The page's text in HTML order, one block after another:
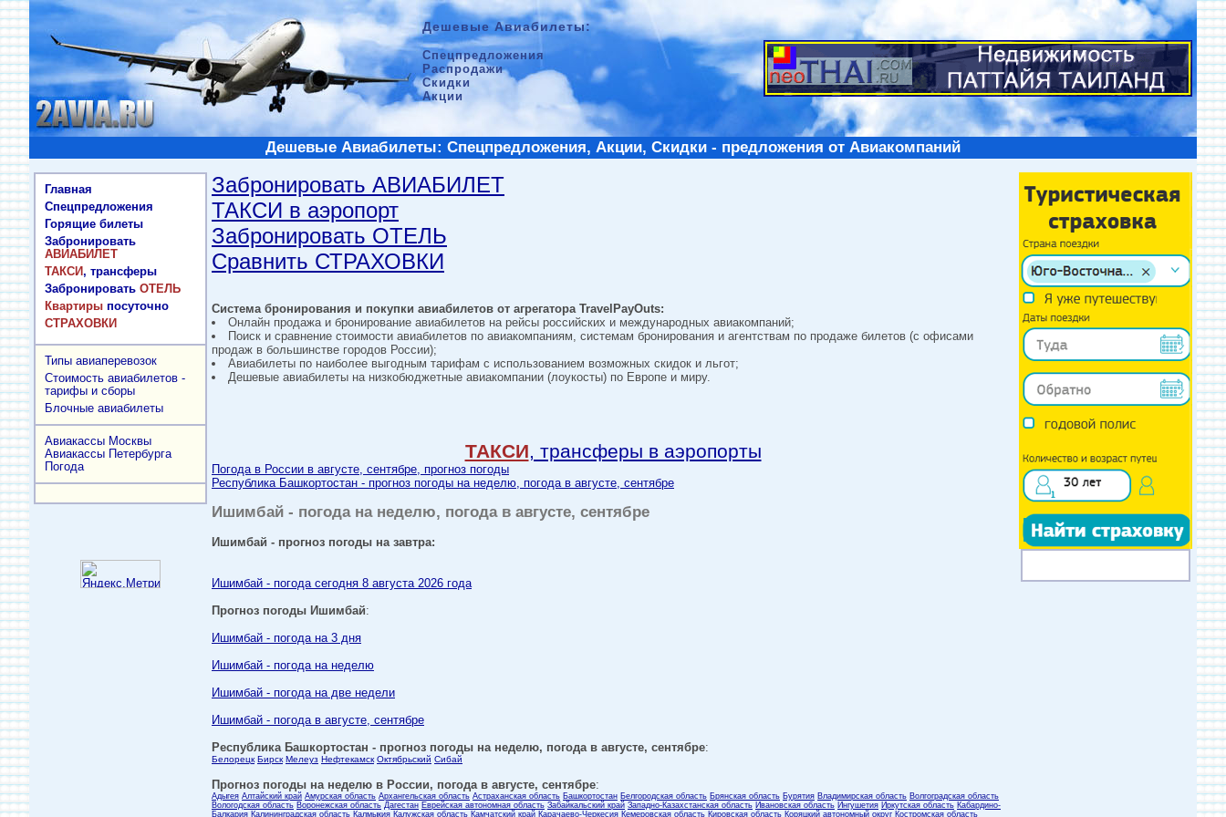
Дешевые Авиабилеты:
Спецпредложения
Распродажи
Скидки
Акции
Дешевые Авиабилеты: Спецпредложения, Акции, Скидки - предложения от Авиакомпаний
Главная
Спецпредложения
Горящие билеты
Забронировать
АВИАБИЛЕТ
ТАКСИ, трансферы
Забронировать ОТЕЛЬ
Квартиры посуточно
СТРАХОВКИ
Типы авиаперевозок
Стоимость авиабилетов -
тарифы и сборы
Блочные авиабилеты
Авиакассы Москвы
Авиакассы Петербурга
Погода
Забронировать АВИАБИЛЕТ
ТАКСИ в аэропорт
Забронировать ОТЕЛЬ
Сравнить СТРАХОВКИ
Система бронирования и покупки авиабилетов от агрегатора TravelPayOuts:
Онлайн продажа и бронирование авиабилетов на рейсы российских и международных авиакомпаний;
Поиск и сравнение стоимости авиабилетов по авиакомпаниям, системам бронирования и агентствам по продаже билетов (с офисами
продаж в большинстве городов России);
Авиабилеты по наиболее выгодным тарифам с использованием возможных скидок и льгот;
Дешевые авиабилеты на низкобюджетные авиакомпании (лоукосты) по Европе и миру.
ТАКСИ, трансферы в аэропорты
Погода в России в августе, сентябре, прогноз погоды
Республика Башкортостан - прогноз погоды на неделю, погода в августе, сентябре
Ишимбай - погода на неделю, погода в августе, сентябре
Ишимбай - прогноз погоды на завтра:
Ишимбай - погода сегодня 8 августа 2026 года
Прогноз погоды Ишимбай:
Ишимбай - погода на 3 дня
Ишимбай - погода на неделю
Ишимбай - погода на две недели
Ишимбай - погода в августе, сентябре
Республика Башкортостан - прогноз погоды на неделю, погода в августе, сентябре:
Белорецк Бирск Мелеуз Нефтекамск Октябрьский Сибай
Прогноз погоды на неделю в России, погода в августе, сентябре:
Адыгея Алтайский край Амурская область Архангельская область Астраханская область Башкортостан Белгородская область Брянская область Бурятия Владимирская область Волгоградская область
Вологодская область Воронежская область Дагестан Еврейская автономная область Забайкальский край Западно-Казахстанская область Ивановская область Ингушетия Иркутская область Кабардино-
Балкария Калининградская область Калмыкия Калужская область Камчатский край Карачаево-Черкесия Кемеровская область Кировская область Коряцкий автономный округ Костромская область